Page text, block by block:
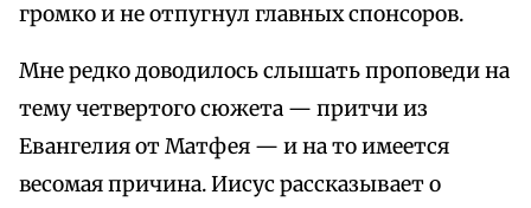
громко и не отпугнул главных спонсоров.
Мне редко доводилось слышать проповеди на
тему четвертого сюжета — притчи из
Евангелия от Матфея — и на то имеется
весомая причина. Иисус рассказывает о